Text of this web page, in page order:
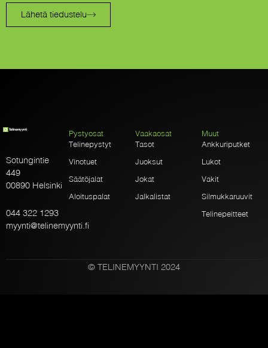
Lähetä tiedustelu
Sotungintie
449
00890 Helsinki
044 322 1293
myynti@telinemyynti.fi
Pystyosat
Telinepystyt
Vinotuet
Säätöjalat
Aloituspalat
Vaakaosat
Tasot
Juoksut
Jokat
Jalkalistat
Muut
Ankkuriputket
Lukot
Vakit
Silmukkaruuvit
Telinepeitteet
© TELINEMYYNTI 2024